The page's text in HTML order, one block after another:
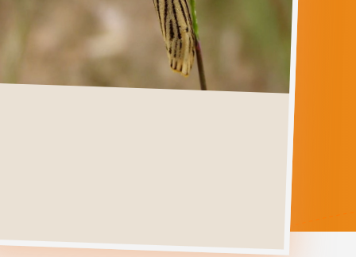
Ga direct naar
Verspreiding
Levenscyclus
Foto's